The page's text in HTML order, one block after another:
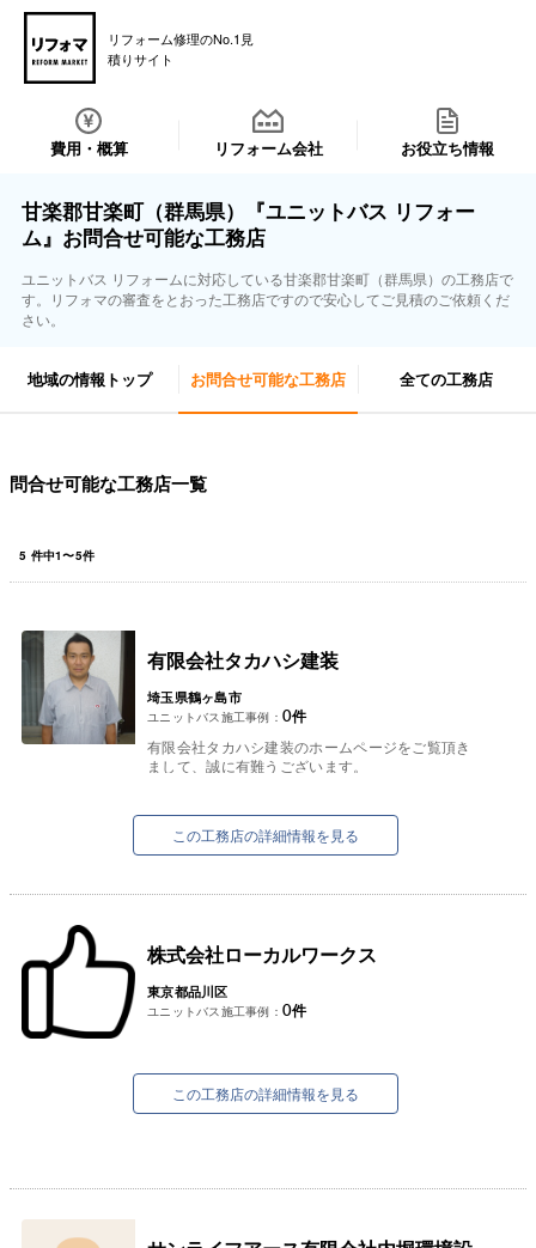
リフォーム修理のNo.1見
積りサイト
費用・概算 リフォーム会社 お役立ち情報
甘楽郡甘楽町（群馬県）『ユニットバス リフォー
ム』お問合せ可能な工務店
ユニットバス リフォームに対応している甘楽郡甘楽町（群馬県）の工務店で
す。リフォマの審査をとおった工務店ですので安心してご見積のご依頼くだ
さい。
地域の情報トップ お問合せ可能な工務店 全ての工務店
問合せ可能な工務店一覧
5 件中1〜5件
有限会社タカハシ建装
埼玉県鶴ヶ島市
ユニットバス施工事例： 0件
有限会社タカハシ建装のホームページをご覧頂き
まして、誠に有難うございます。
この工務店の詳細情報を見る
株式会社ローカルワークス
東京都品川区
ユニットバス施工事例： 0件
この工務店の詳細情報を見る